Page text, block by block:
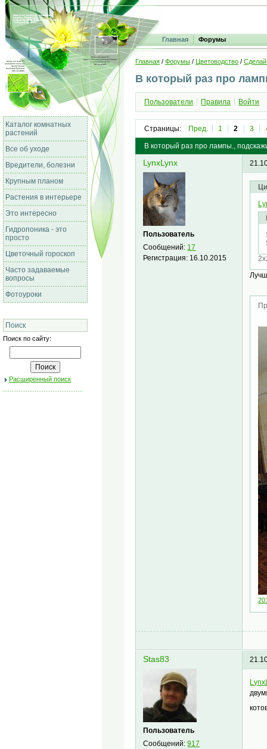
Главная Форумы
Каталог комнатных
растений
Все об уходе
Вредители, болезни
Крупным планом
Растения в интерьере
Это интересно
Гидропоника - это
просто
Цветочный гороскоп
Часто задаваемые
вопросы
Фотоуроки
Поиск
Поиск по сайту:
Расширенный поиск
Главная / Форумы / Цветоводство /
В который раз про
Пользователи Правила Войти
Страницы: Пред. 1 2 3
В который раз про лампы.,
LynxLynx
Пользователь
Сообщений: 17
Регистрация: 16.10.2015
Stas83
Пользователь
Сообщений:917